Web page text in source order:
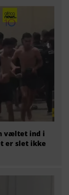
væltet ind i
er slet ikke